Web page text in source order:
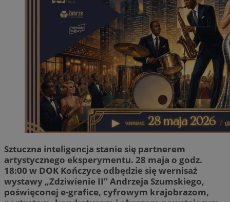
Sztuczna inteligencja stanie się partnerem
artystycznego eksperymentu. 28 maja o godz.
18:00 w DOK Kończyce odbędzie się wernisaż
wystawy „Zdziwienie II” Andrzeja Szumskiego,
poświęconej e-grafice, cyfrowym krajobrazom,